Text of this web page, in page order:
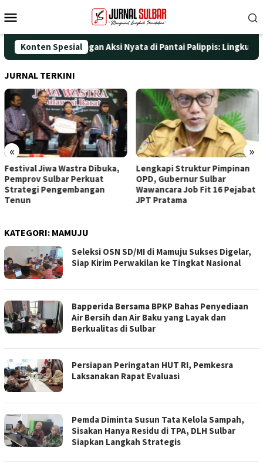
ke
Mobile
Konten Spesial
HUT ke-25 dengan Aksi Nyata di Pantai Palippis: Lingkungan
JURNAL TERKINI
« »
Lengkapi Struktur Pimpinan
OPD, Gubernur Sulbar
Wawancara Job Fit 16 Pejabat
JPT Pratama
Awali Penghunian dengan
Doa, Wagub Sulbar Resmi
Tinggali Rujab Hasil
KATEGORI: MAMUJU
Seleksi OSN SD/MI di Mamuju Sukses Digelar,
Siap Kirim Perwakilan ke Tingkat Nasional
Bapperida Bersama BPKP Bahas Penyediaan
Air Bersih dan Air Baku yang Layak dan
Berkualitas di Sulbar
Persiapan Peringatan HUT RI, Pemkesra
Laksanakan Rapat Evaluasi
Pemda Diminta Susun Tata Kelola Sampah,
Sisakan Hanya Residu di TPA, DLH Sulbar
Siapkan Langkah Strategis